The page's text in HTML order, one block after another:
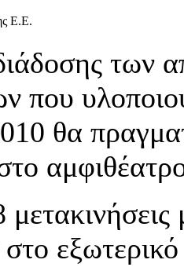
Ε.Ε.
των
που
θα
εξωτερικό